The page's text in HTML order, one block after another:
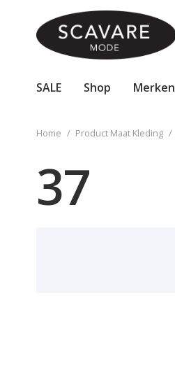
SALE Shop Merken
Home / Product Maat Kleding /
37